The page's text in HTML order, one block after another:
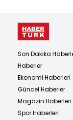
Son Dakika
Haberler
Ekonomi Haberleri
Güncel Haberler
Magazin Haberleri
Spor Haberleri